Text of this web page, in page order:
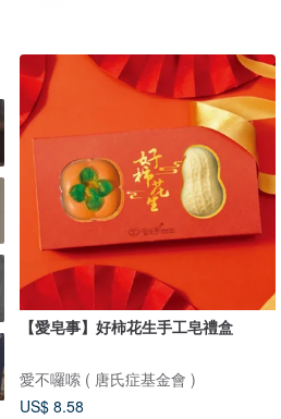
【愛皂事】好柿花生手工皂禮盒
愛不囉嗦 ( 唐氏症基金會 )
US$ 8.58